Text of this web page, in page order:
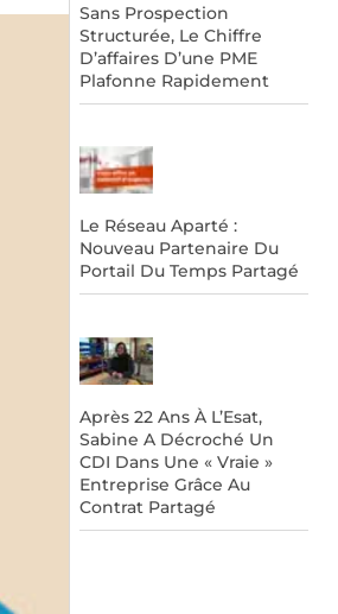
Sans Prospection
Structurée, Le Chiffre
D’affaires D’une PME
Plafonne Rapidement
Le Réseau Aparté :
Nouveau Partenaire Du
Portail Du Temps Partagé
Après 22 Ans À L’Esat,
Sabine A Décroché Un
CDI Dans Une « Vraie »
Entreprise Grâce Au
Contrat Partagé